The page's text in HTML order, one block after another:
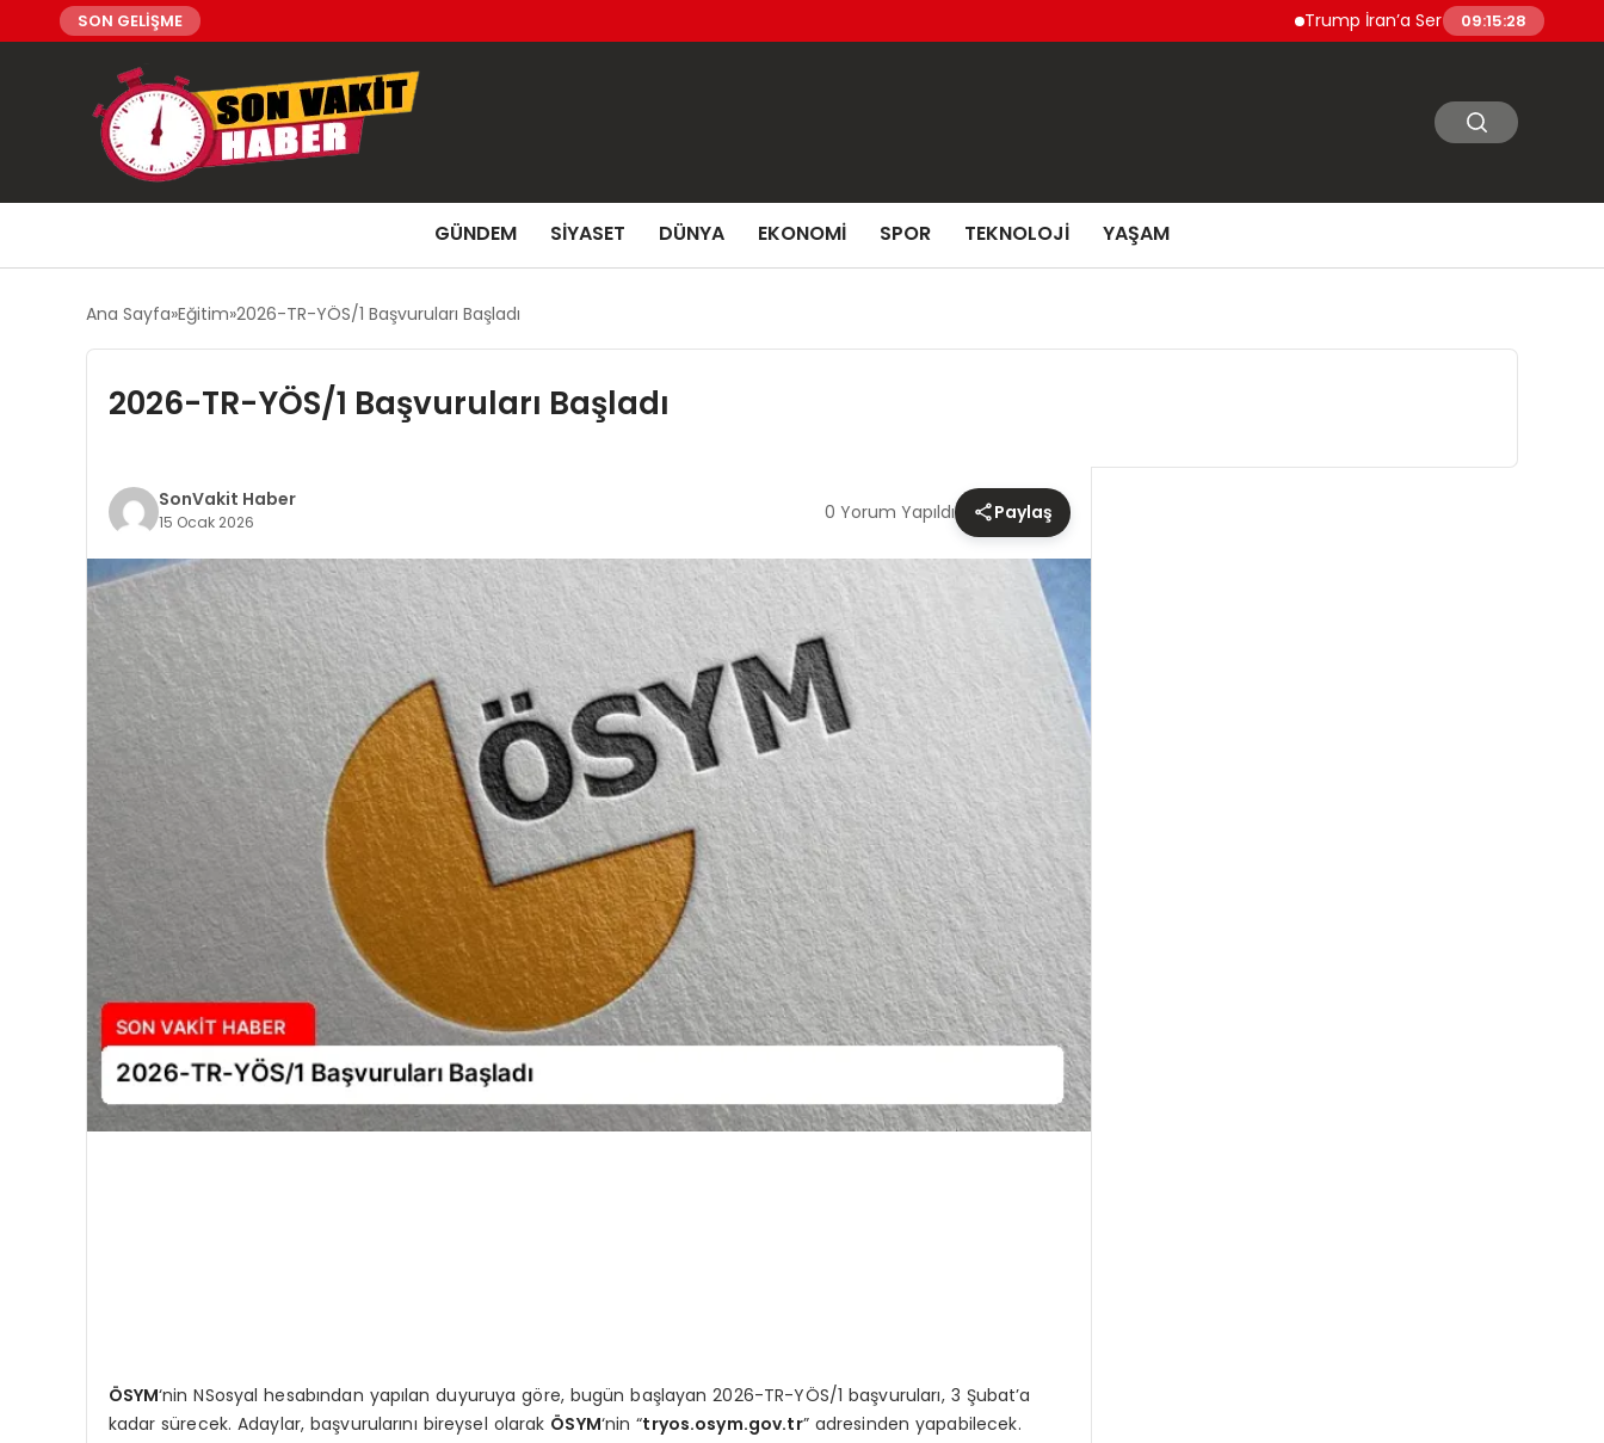
SON GELİŞME Trump İran’a Sert Yanıt Vermeye
09:15:29
GÜNDEM SIYASET DÜNYA EKONOMI SPOR TEKNOLOJI YAŞAM
Ana Sayfa Eğitim 2026-TR-YÖS/1 Başvuruları Başladı
2026-TR-YÖS/1 Başvuruları Başladı
SonVakit Haber
15 Ocak 2026 0 Yorum Yapıldı Paylaş
ÖSYM‘nin NSosyal hesabından yapılan duyuruya göre, bugün başlayan 2026-TR-YÖS/1 başvuruları, 3 Şubat’a
kadar sürecek. Adaylar, başvurularını bireysel olarak ÖSYM‘nin “tryos.osym.gov.tr” adresinden yapabilecek.